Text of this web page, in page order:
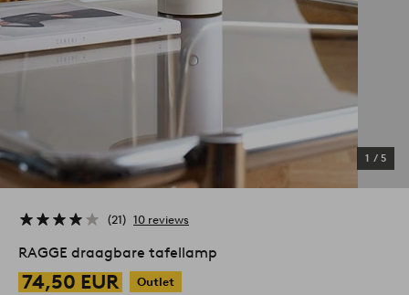
1 / 5
21 10 reviews
RAGGE draagbare tafellamp
74,50 EUR
Outlet